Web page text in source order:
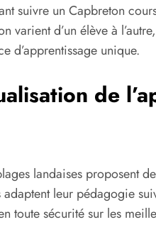
suivre un Capbreton
varient d’un élève à
d’apprentissage unique.
de
landaises proposent
leur pédagogie
sécurité sur les